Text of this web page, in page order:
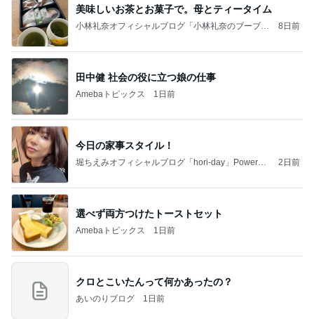
美味しいお茶とお菓子で。母とティータイム
小林礼奈オフィシャルブログ「小林礼奈のブーブー
8日前
田中健 社会の役に立つ娘の仕事
Amebaトピックス 1日前
今日の家事スタイル！
堀ちえみオフィシャルブログ「hori-day」Powered
2日前
選べず両方つけたトーストセット
Amebaトピックス 1日前
クロとこいたんって何かあったの？
あいのりブログ 1日前